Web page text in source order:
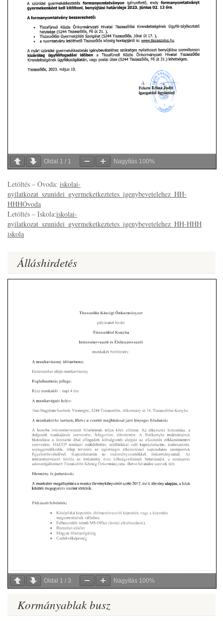
Oldal 1 / 1 Nagyítás 100%
Letöltés – Óvoda: iskolai-
nyilatkozat_szunidei_gyermeketkeztetes_igenybevetelehez_HH-
HHHÓvoda
Letöltés – Iskola:iskolai-
nyilatkozat_szunidei_gyermeketkeztetes_igenybevetelehez_HH-HHH
iskola
Álláshirdetés
Oldal 1 / 3 Nagyítás 100%
Kormányablak busz